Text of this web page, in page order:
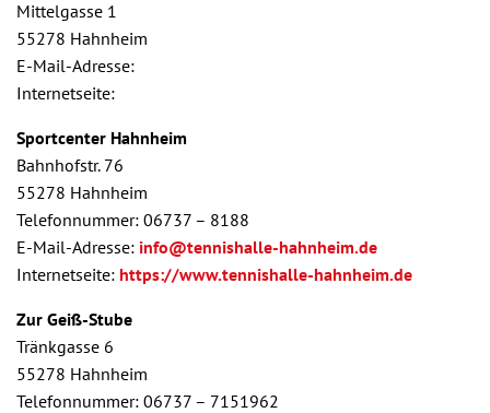
Mittelgasse 1
55278 Hahnheim
E-Mail-Adresse:
Internetseite:
Sportcenter Hahnheim
Bahnhofstr. 76
55278 Hahnheim
Telefonnummer: 06737 – 8188
E-Mail-Adresse: info@tennishalle-hahnheim.de
Internetseite: https://www.tennishalle-hahnheim.de
Zur Geiß-Stube
Tränkgasse 6
55278 Hahnheim
Telefonnummer: 06737 – 7151962